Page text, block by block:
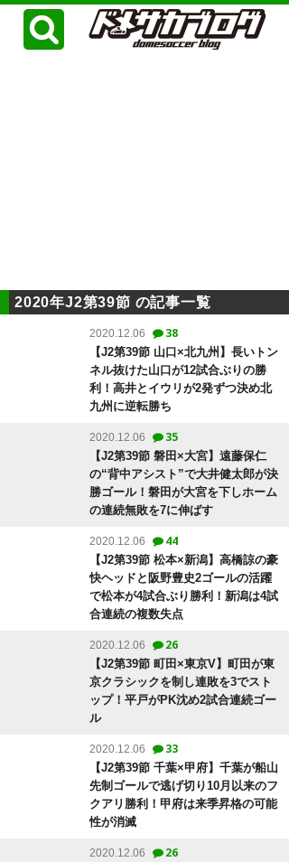
2020年J2第39節 の記事一覧
2020.12.06 38
【J2第39節 山口×北九州】長いトン
ネル抜けた山口が12試合ぶりの勝
利！高井とイウリが2発ずつ決め北
九州に逆転勝ち
2020.12.06 35
【J2第39節 磐田×大宮】遠藤保仁
の“背中アシスト”で大井健太郎が決
勝ゴール！磐田が大宮を下しホーム
の連続無敗を7に伸ばす
2020.12.06 44
【J2第39節 松本×新潟】高橋諒の豪
快ヘッドと阪野豊史2ゴールの活躍
で松本が4試合ぶり勝利！新潟は4試
合連続の複数失点
2020.12.06 26
【J2第39節 町田×東京V】町田が東
京クラシックを制し連敗を3でスト
ップ！平戸がPK沈め2試合連続ゴー
ル
2020.12.06 33
【J2第39節 千葉×甲府】千葉が船山
先制ゴールで逃げ切り10月以来のフ
クアリ勝利！甲府は来季昇格の可能
性が消滅
2020.12.06 26